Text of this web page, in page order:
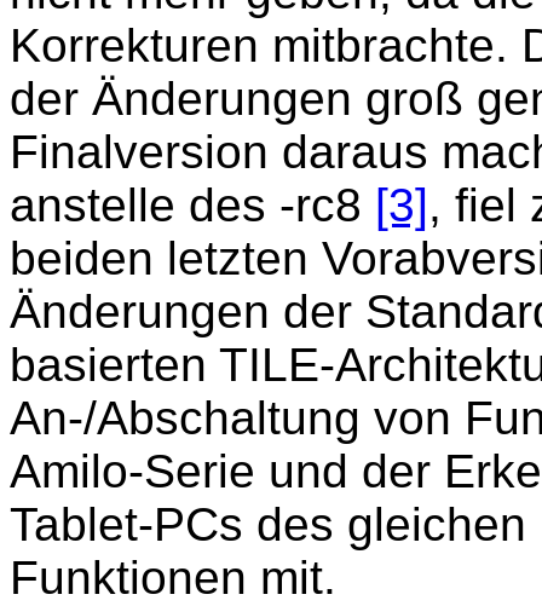
Korrekturen mitbrachte.
der Änderungen groß
Finalversion daraus
anstelle des -rc8 [3], fiel
beiden letzten
Änderungen der
basierten TILE-
An-/Abschaltung von
Amilo-Serie und der
Tablet-PCs des
Funktionen mit.